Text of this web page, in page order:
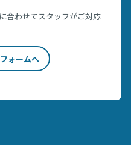
合わせてスタッフがご対応
ォームへ